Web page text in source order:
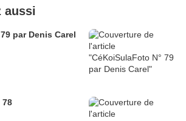
aussi
par Denis Carel
78